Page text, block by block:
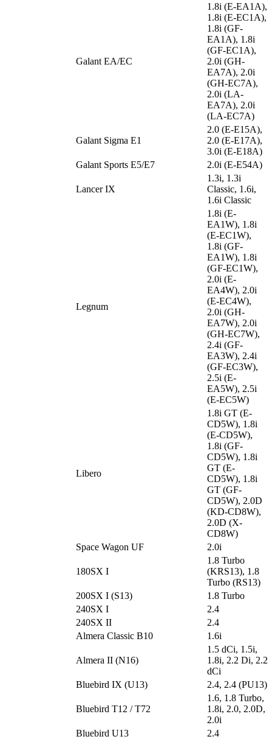
Galant EA/EC
1.8i (E-EA1A),
1.8i (E-EC1A),
1.8i (GF-
EA1A), 1.8i
(GF-EC1A),
2.0i (GH-
EA7A), 2.0i
(GH-EC7A),
2.0i (LA-
EA7A), 2.0i
(LA-EC7A)
Galant Sigma E1
2.0 (E-E15A),
2.0 (E-E17A),
3.0i (E-E18A)
Galant Sports E5/E7
2.0i (E-E54A)
Lancer IX
1.3i, 1.3i
Classic, 1.6i,
1.6i Classic
Legnum
1.8i (E-
EA1W), 1.8i
(E-EC1W),
1.8i (GF-
EA1W), 1.8i
(GF-EC1W),
2.0i (E-
EA4W), 2.0i
(E-EC4W),
2.0i (GH-
EA7W), 2.0i
(GH-EC7W),
2.4i (GF-
EA3W), 2.4i
(GF-EC3W),
2.5i (E-
EA5W), 2.5i
(E-EC5W)
Libero
1.8i GT (E-
CD5W), 1.8i
(E-CD5W),
1.8i (GF-
CD5W), 1.8i
GT (E-
CD5W), 1.8i
GT (GF-
CD5W), 2.0D
(KD-CD8W),
2.0D (X-
CD8W)
Space Wagon UF
2.0i
180SX I
1.8 Turbo
(KRS13), 1.8
Turbo (RS13)
200SX I (S13)
1.8 Turbo
240SX I
2.4
240SX II
2.4
Almera Classic B10
1.6i
Almera II (N16)
1.5 dCi, 1.5i,
1.8i, 2.2 Di, 2.2
dCi
Bluebird IX (U13)
2.4, 2.4 (PU13)
Bluebird T12 / T72
1.6, 1.8 Turbo,
1.8i, 2.0, 2.0D,
2.0i
Bluebird U13
2.4